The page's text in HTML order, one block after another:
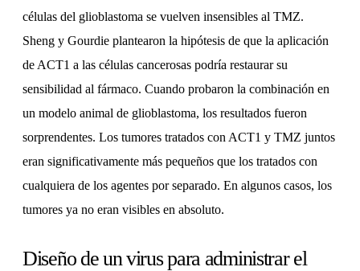
células del glioblastoma se vuelven insensibles al TMZ.
Sheng y Gourdie plantearon la hipótesis de que la aplicación
de ACT1 a las células cancerosas podría restaurar su
sensibilidad al fármaco. Cuando probaron la combinación en
un modelo animal de glioblastoma, los resultados fueron
sorprendentes. Los tumores tratados con ACT1 y TMZ juntos
eran significativamente más pequeños que los tratados con
cualquiera de los agentes por separado. En algunos casos, los
tumores ya no eran visibles en absoluto.
Diseño de un virus para administrar el